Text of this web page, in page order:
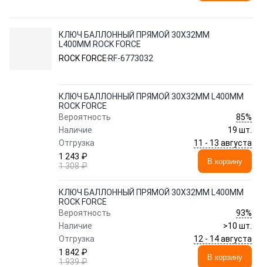
КЛЮЧ БАЛЛОННЫЙ ПРЯМОЙ 30Х32ММ
L400ММ ROCK FORCE
ROCK FORCE RF-6773032
КЛЮЧ БАЛЛОННЫЙ ПРЯМОЙ 30Х32ММ L400ММ
ROCK FORCE
Вероятность
85%
Наличие
19 шт.
Отгрузка
11 - 13 августа
1 243 ₽
1 308 ₽
В корзину
КЛЮЧ БАЛЛОННЫЙ ПРЯМОЙ 30Х32ММ L400ММ
ROCK FORCE
Вероятность
93%
Наличие
>10 шт.
Отгрузка
12 - 14 августа
1 842 ₽
1 939 ₽
В корзину